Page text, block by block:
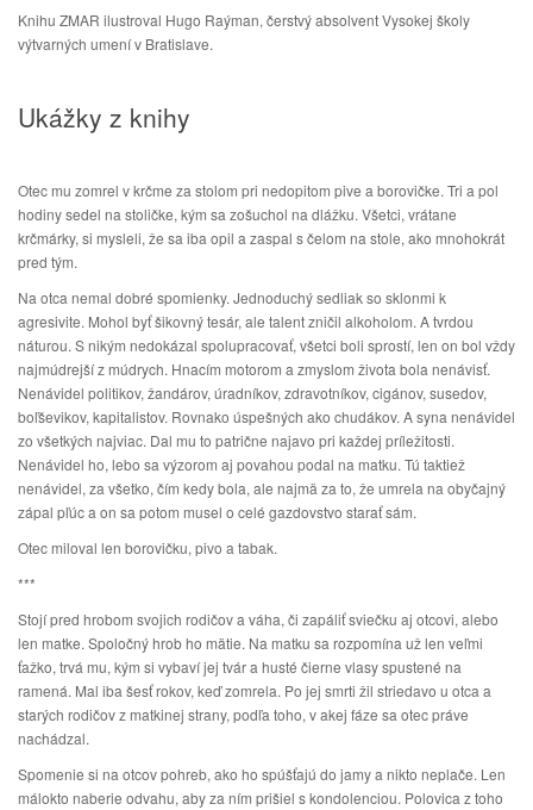
Knihu ZMAR ilustroval Hugo Raýman, čerstvý absolvent Vysokej školy
výtvarných umení v Bratislave.
Ukážky z knihy
Otec mu zomrel v krčme za stolom pri nedopitom pive a borovičke. Tri a pol
hodiny sedel na stoličke, kým sa zošuchol na dlážku. Všetci, vrátane
krčmárky, si mysleli, že sa iba opil a zaspal s čelom na stole, ako mnohokrát
pred tým.
Na otca nemal dobré spomienky. Jednoduchý sedliak so sklonmi k
agresivite. Mohol byť šikovný tesár, ale talent zničil alkoholom. A tvrdou
náturou. S nikým nedokázal spolupracovať, všetci boli sprostí, len on bol vždy
najmúdrejší z múdrych. Hnacím motorom a zmyslom života bola nenávisť.
Nenávidel politikov, žandárov, úradníkov, zdravotníkov, cigánov, susedov,
boľševikov, kapitalistov. Rovnako úspešných ako chudákov. A syna nenávidel
zo všetkých najviac. Dal mu to patrične najavo pri každej príležitosti.
Nenávidel ho, lebo sa výzorom aj povahou podal na matku. Tú taktiež
nenávidel, za všetko, čím kedy bola, ale najmä za to, že umrela na obyčajný
zápal pľúc a on sa potom musel o celé gazdovstvo starať sám.
Otec miloval len borovičku, pivo a tabak.
***
Stojí pred hrobom svojich rodičov a váha, či zapáliť sviečku aj otcovi, alebo
len matke. Spoločný hrob ho mätie. Na matku sa rozpomína už len veľmi
ťažko, trvá mu, kým si vybaví jej tvár a husté čierne vlasy spustené na
ramená. Mal iba šesť rokov, keď zomrela. Po jej smrti žil striedavo u otca a
starých rodičov z matkinej strany, podľa toho, v akej fáze sa otec práve
nachádzal.
Spomenie si na otcov pohreb, ako ho spúšťajú do jamy a nikto neplače. Len
málokto naberie odvahu, aby za ním prišiel s kondolenciou. Polovica z toho